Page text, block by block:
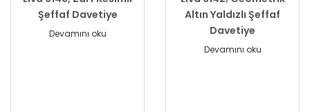
Şeffaf Davetiye
Devamını oku
Altın Yaldızlı Şeffaf
Davetiye
Devamını oku